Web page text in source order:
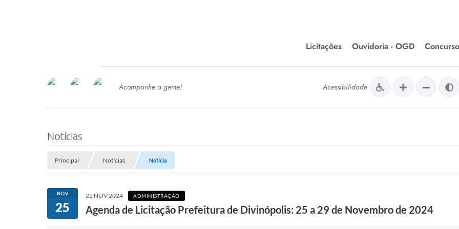
Licitações
Editais de Licitações
Chamamentos Públicos
Ouvidoria - OGD
SERVIÇOS
SEMED
Processo de Contratação -
Concursos e Processos Seletivos
Esporte
Meio Ambiente
Acompanhe a gente! Acessibilidade
Notícias
Principal Notícias Notícia
NOV
25
25 NOV 2024 ADMINISTRAÇÃO
Agenda de Licitação Prefeitura de Divinópolis: 25 a 29 de Novembro de 2024